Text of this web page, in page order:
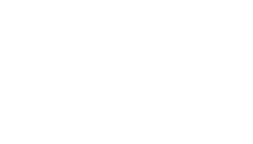
?
L'hôte honore ses invités en leur